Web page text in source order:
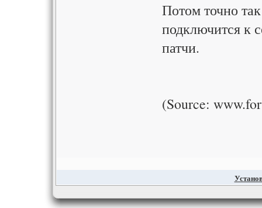
Потом точно
подключится к
патчи.
(Source: